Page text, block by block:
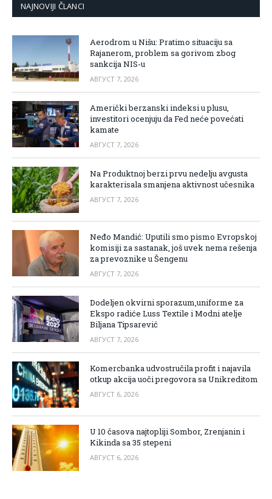
NAJNOVIJI ČLANCI
Aerodrom u Nišu: Pratimo situaciju sa
Rajanerom, problem sa gorivom zbog
sankcija NIS-u
АВГУСТ 7, 2026
Američki berzanski indeksi u plusu,
investitori ocenjuju da Fed neće povećati
kamate
АВГУСТ 7, 2026
Na Produktnoj berzi prvu nedelju avgusta
karakterisala smanjena aktivnost učesnika
АВГУСТ 7, 2026
Neđo Mandić: Uputili smo pismo Evropskoj
komisiji za sastanak, još uvek nema rešenja
za prevoznike u Šengenu
АВГУСТ 7, 2026
Dodeljen okvirni sporazum,uniforme za
Ekspo radiće Luss Textile i Modni atelje
Biljana Tipsarević
АВГУСТ 7, 2026
Komercbanka udvostručila profit i najavila
otkup akcija uoči pregovora sa Unikreditom
АВГУСТ 6, 2026
U 10 časova najtopliji Sombor, Zrenjanin i
Kikinda sa 35 stepeni
АВГУСТ 6, 2026